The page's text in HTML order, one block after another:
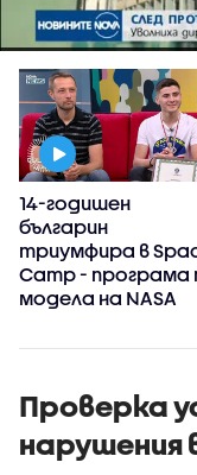
14-годишен
българин
триумфира в
Camp - програма
модела на NASA
Проверка